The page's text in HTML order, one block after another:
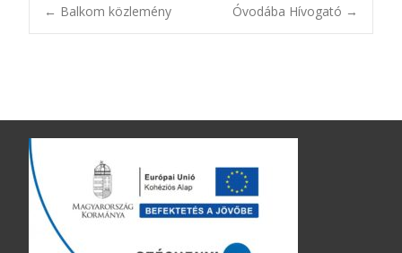
← Balkom közlemény Óvodába Hívogató →